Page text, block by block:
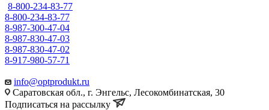
8-800-234-83-77
8-800-234-83-77
8-987-300-47-04
8-987-830-47-03
8-987-830-47-02
8-917-980-57-71
info@optprodukt.ru
Саратовская обл., г. Энгельс, Лесокомбинатская, 30
Подписаться на рассылку